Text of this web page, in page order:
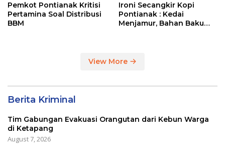
Pemkot Pontianak Kritisi
Pertamina Soal Distribusi
BBM
Ironi Secangkir Kopi
Pontianak : Kedai
Menjamur, Bahan Baku
View More
Berita Kriminal
Tim Gabungan Evakuasi Orangutan dari Kebun Warga
di Ketapang
August 7, 2026